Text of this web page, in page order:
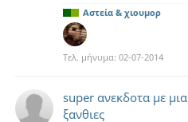
Αστεία & χιουμορ
Τελ. μήνυμα: 02-07-2014
super ανεκδοτα με μια
ξανθιες